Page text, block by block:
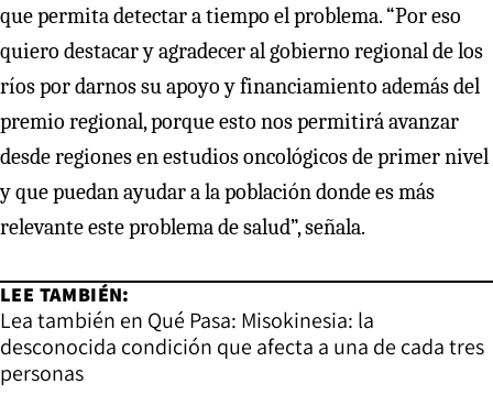
que permita detectar a tiempo el problema. “Por eso
quiero destacar y agradecer al gobierno regional de los
ríos por darnos su apoyo y financiamiento además del
premio regional, porque esto nos permitirá avanzar
desde regiones en estudios oncológicos de primer nivel
y que puedan ayudar a la población donde es más
relevante este problema de salud”, señala.
LEE TAMBIÉN:
Lea también en Qué Pasa: Misokinesia: la
desconocida condición que afecta a una de cada tres
personas